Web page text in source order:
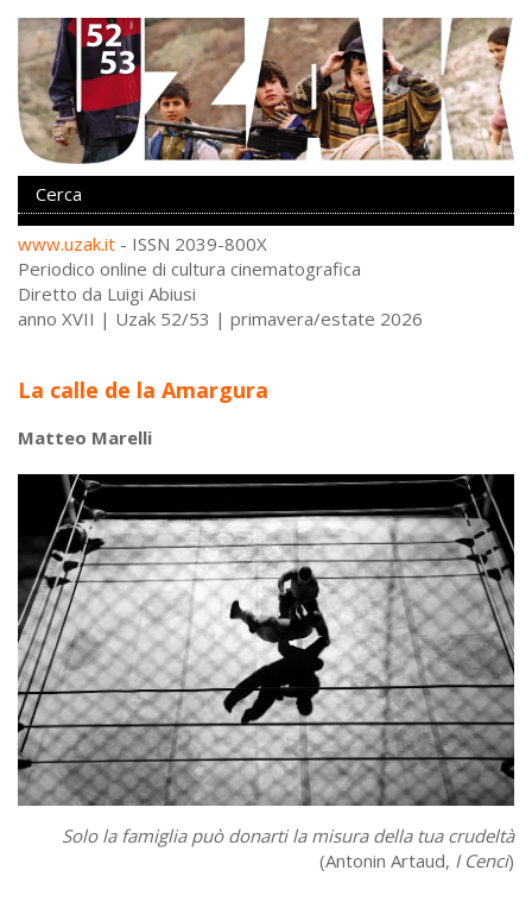
www.uzak.it - ISSN 2039-800X
Periodico online di cultura cinematografica
Diretto da Luigi Abiusi
anno XVII | Uzak 52/53 | primavera/estate 2026
La calle de la Amargura
Matteo Marelli
Solo la famiglia può donarti la misura della tua crudeltà
(Antonin Artaud, I Cenci)